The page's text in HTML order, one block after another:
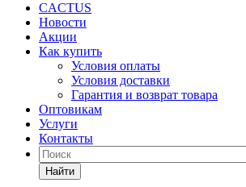
CACTUS
Новости
Акции
Как купить
Условия оплаты
Условия доставки
Гарантия и возврат товара
Оптовикам
Услуги
Контакты
Найти